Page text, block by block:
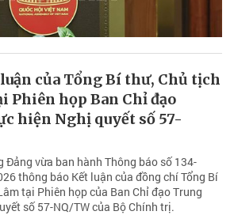
của Tổng Bí thư, Chủ tịch
Phiên họp Ban Chỉ đạo
hiện Nghị quyết số 57-
Đảng vừa ban hành Thông báo số 134-
thông báo Kết luận của đồng chí Tổng Bí
tại Phiên họp của Ban Chỉ đạo Trung
số 57-NQ/TW của Bộ Chính trị.